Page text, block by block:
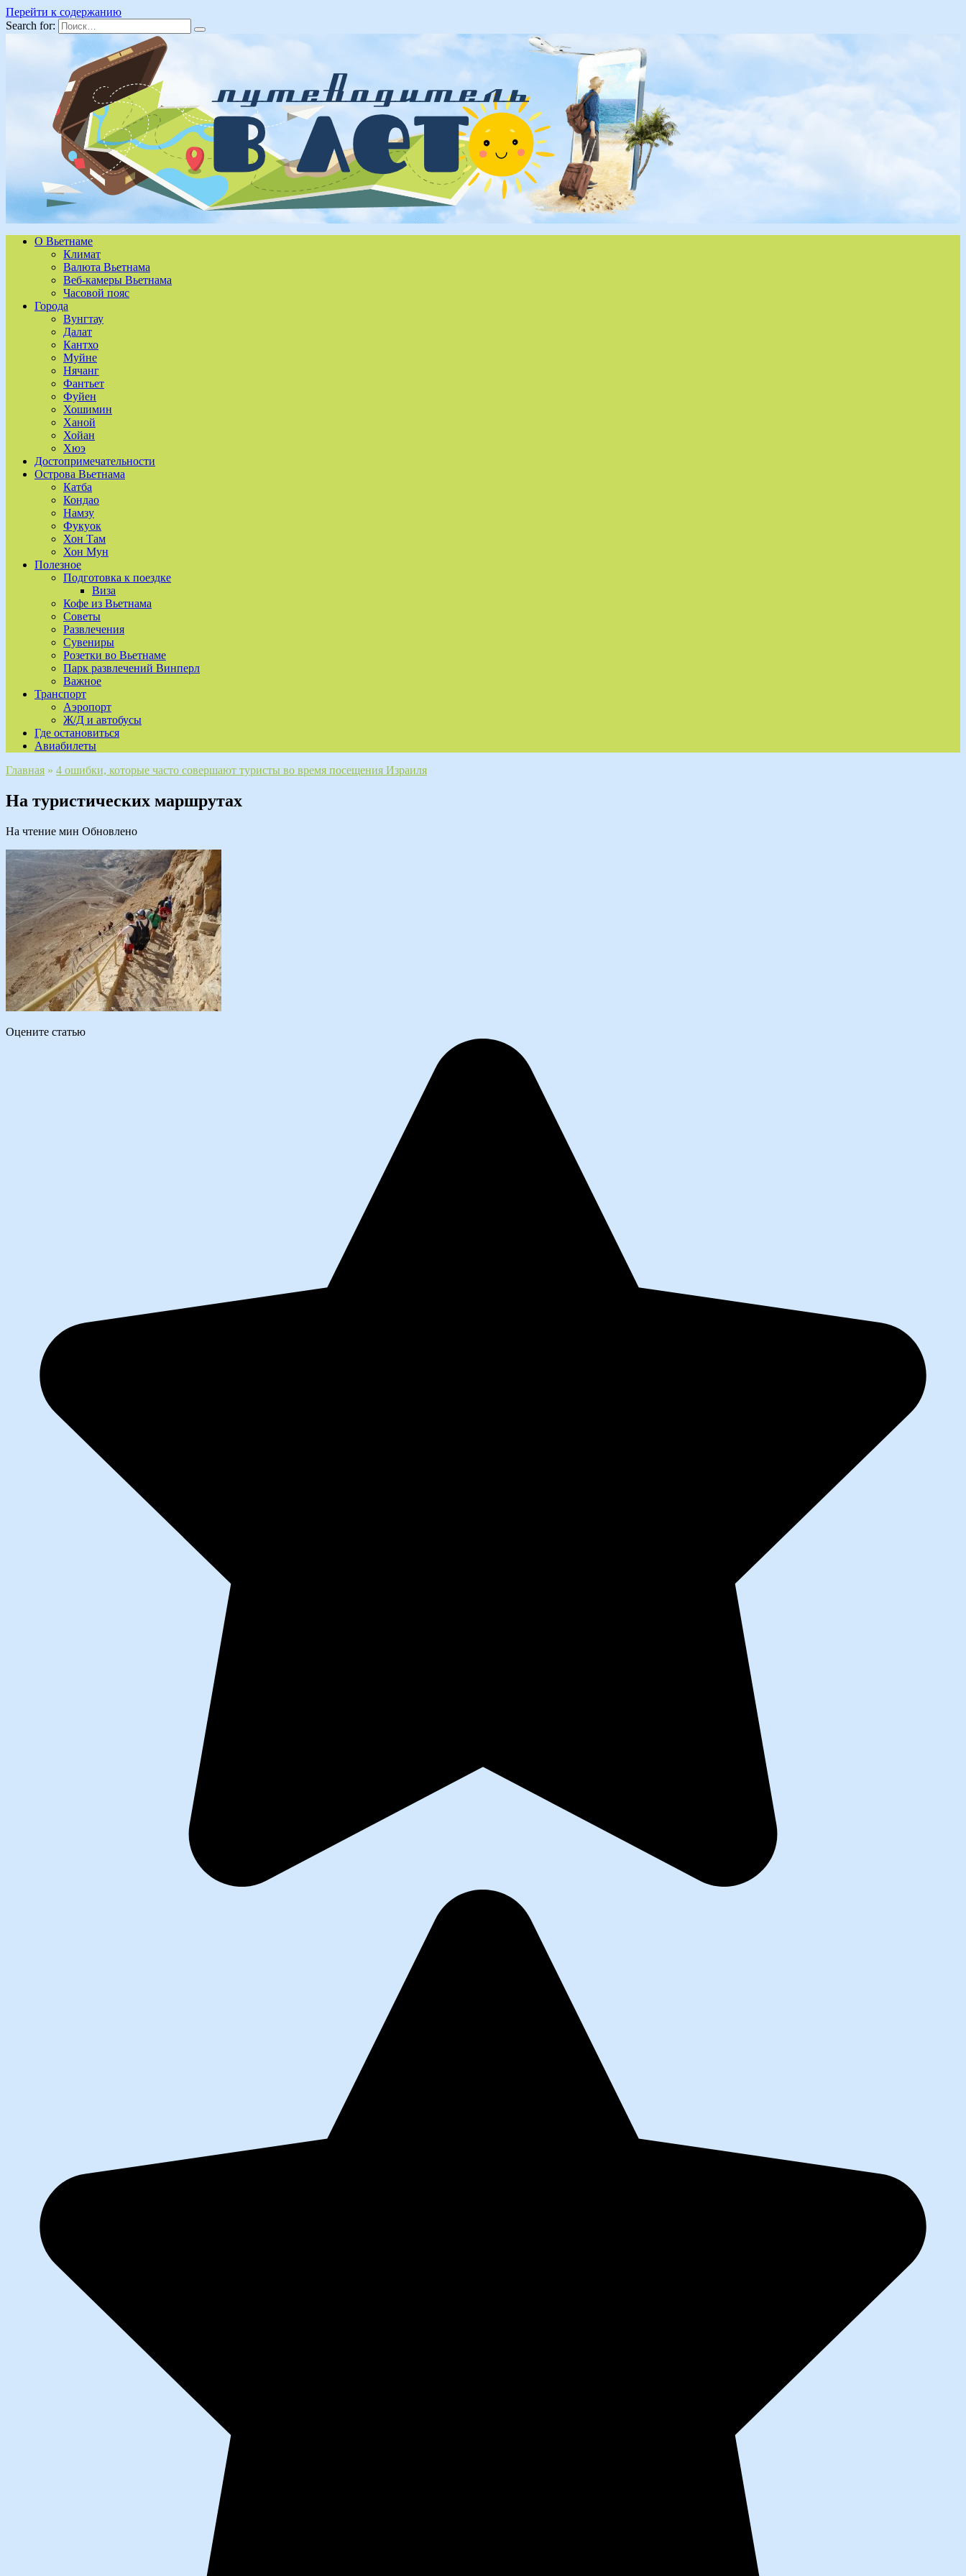
Перейти к содержанию
Search for:
О Вьетнаме
Климат
Валюта Вьетнама
Веб-камеры Вьетнама
Часовой пояс
Города
Вунгтау
Далат
Кантхо
Муйне
Нячанг
Фантьет
Фуйен
Хошимин
Ханой
Хойан
Хюэ
Достопримечательности
Острова Вьетнама
Катба
Кондао
Намзу
Фукуок
Хон Там
Хон Мун
Полезное
Подготовка к поездке
Виза
Кофе из Вьетнама
Советы
Развлечения
Сувениры
Розетки во Вьетнаме
Парк развлечений Винперл
Важное
Транспорт
Аэропорт
Ж/Д и автобусы
Где остановиться
Авиабилеты
Главная » 4 ошибки, которые часто совершают туристы во время посещения Израиля
На туристических маршрутах
На чтение мин Обновлено
Оцените статью